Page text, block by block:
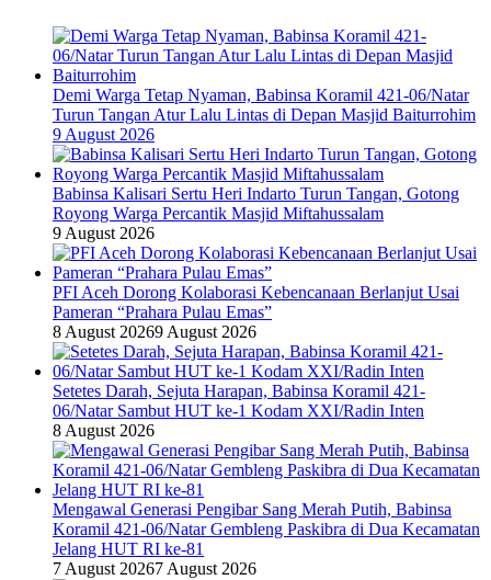
Demi Warga Tetap Nyaman, Babinsa Koramil 421-06/Natar
Turun Tangan Atur Lalu Lintas di Depan Masjid Baiturrohim
9 August 2026
Babinsa Kalisari Sertu Heri Indarto Turun Tangan, Gotong
Royong Warga Percantik Masjid Miftahussalam
9 August 2026
PFI Aceh Dorong Kolaborasi Kebencanaan Berlanjut Usai
Pameran “Prahara Pulau Emas”
8 August 20269 August 2026
Setetes Darah, Sejuta Harapan, Babinsa Koramil 421-
06/Natar Sambut HUT ke-1 Kodam XXI/Radin Inten
8 August 2026
Mengawal Generasi Pengibar Sang Merah Putih, Babinsa
Koramil 421-06/Natar Gembleng Paskibra di Dua Kecamatan
Jelang HUT RI ke-81
7 August 20267 August 2026